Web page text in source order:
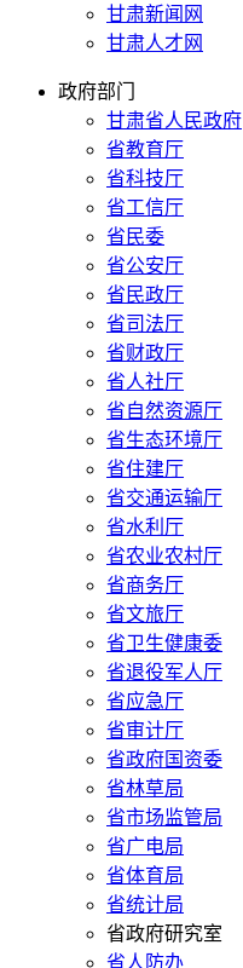
甘肃新闻网
甘肃人才网
政府部门
甘肃省人民政府
省教育厅
省科技厅
省工信厅
省民委
省公安厅
省民政厅
省司法厅
省财政厅
省人社厅
省自然资源厅
省生态环境厅
省住建厅
省交通运输厅
省水利厅
省农业农村厅
省商务厅
省文旅厅
省卫生健康委
省退役军人厅
省应急厅
省审计厅
省政府国资委
省林草局
省市场监管局
省广电局
省体育局
省统计局
省政府研究室
省人防办